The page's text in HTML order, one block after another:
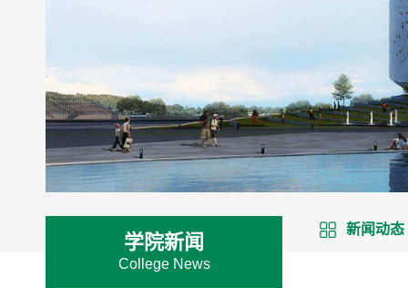
学院新闻
College News
新闻动态